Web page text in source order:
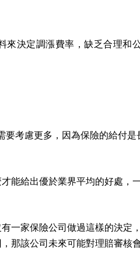
來決定調漲費率，缺乏合理和
考慮更多，因為保險的給付是
能給出優於業界平均的好處，
一家保險公司做過這樣的決定
那該公司未來可能對理賠審核